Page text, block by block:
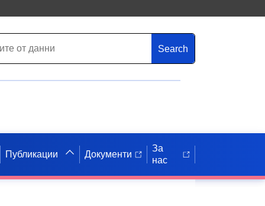
Search
Публикации Документи
За
нас